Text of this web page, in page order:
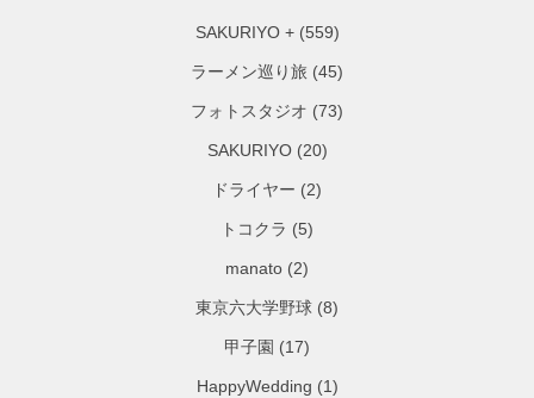
SAKURIYO +(559)
ラーメン巡り旅 (45)
フォトスタジオ (73)
SAKURIYO(20)
ドライヤー (2)
トコクラ (5)
manato (2)
東京六大学野球 (8)
甲子園 (17)
HappyWedding (1)